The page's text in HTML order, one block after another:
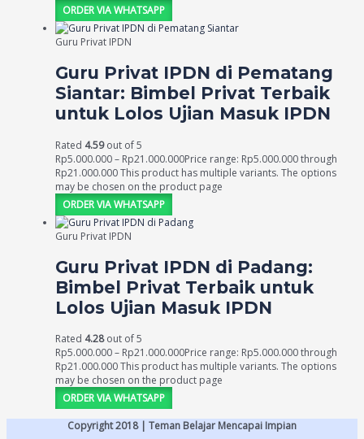
ORDER VIA WHATSAPP
Guru Privat IPDN
Guru Privat IPDN di Pematang
Siantar: Bimbel Privat Terbaik
untuk Lolos Ujian Masuk IPDN
Rated 4.59out of 5
Rp5.000.000– Rp21.000.000Price range: Rp5.000.000 through
Rp21.000.000This product has multiple variants. The options
may be chosen on the product page
ORDER VIA WHATSAPP
Guru Privat IPDN
Guru Privat IPDN di Padang:
Bimbel Privat Terbaik untuk
Lolos Ujian Masuk IPDN
Rated 4.28out of 5
Rp5.000.000– Rp21.000.000Price range: Rp5.000.000 through
Rp21.000.000This product has multiple variants. The options
may be chosen on the product page
ORDER VIA WHATSAPP
Copyright 2018 | Teman Belajar Mencapai Impian